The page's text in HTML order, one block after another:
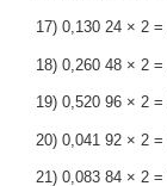
17) 0,130 24 × 2 =
18) 0,260 48 × 2 =
19) 0,520 96 × 2 =
20) 0,041 92 × 2 =
21) 0,083 84 × 2 =